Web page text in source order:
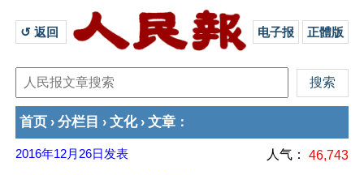
↺ 返回 电子报 正體版
首页 › 分栏目 › 文化› 文章 ：
2016年12月26日 发表 人气： 46,743